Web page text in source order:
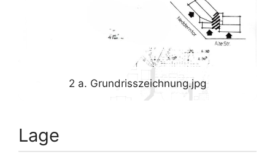
2 a. Grundrisszeichnung.jpg
Lage